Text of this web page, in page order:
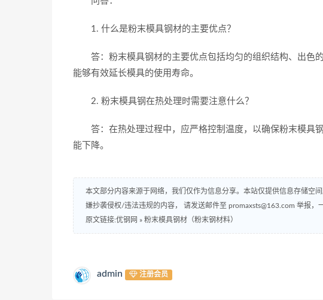
1. 什么是粉末模具钢材的主要优点？
答：粉末模具钢材的主要优点包括均匀的组织结构、出色的
能够有效延长模具的使用寿命。
2. 粉末模具钢在热处理时需要注意什么？
答：在热处理过程中，应严格控制温度，以确保粉末模具
能下降。
本文部分内容来源于网络，我们仅作为信息分享。本站仅提供信息存储空
嫌抄袭侵权/违法违规的内容， 请发送邮件至 promaxsts@163.com 举报，
原文链接:优钢网 » 粉末模具钢材（粉末钢材料）
admin 注册会员